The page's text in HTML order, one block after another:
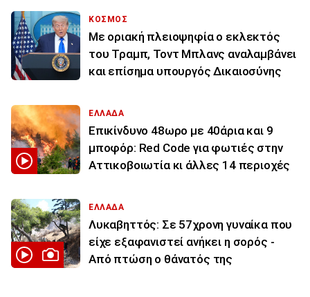
ΚΟΣΜΟΣ
Με οριακή πλειοψηφία ο εκλεκτός
του Τραμπ, Τοντ Μπλανς αναλαμβάνει
και επίσημα υπουργός Δικαιοσύνης
ΕΛΛΑΔΑ
Επικίνδυνο 48ωρο με 40άρια και 9
μποφόρ: Red Code για φωτιές στην
Αττικοβοιωτία κι άλλες 14 περιοχές
ΕΛΛΑΔΑ
Λυκαβηττός: Σε 57χρονη γυναίκα που
είχε εξαφανιστεί ανήκει η σορός -
Από πτώση ο θάνατός της